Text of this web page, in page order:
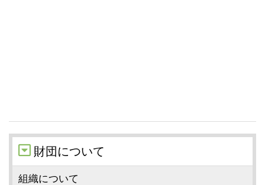
財団について
組織について